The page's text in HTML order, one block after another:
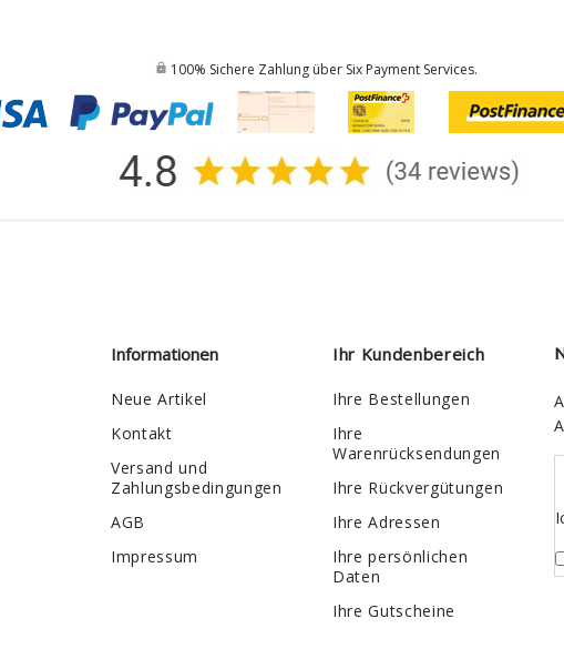
100% Sichere Zahlung über Six Payment Services.
Informationen
Neue Artikel
Kontakt
Versand und
Zahlungsbedingungen
AGB
Impressum
Ihr Kundenbereich
Ihre Bestellungen
Ihre
Warenrücksendungen
Ihre Rückvergütungen
Ihre Adressen
Ihre persönlichen
Daten
Ihre Gutscheine